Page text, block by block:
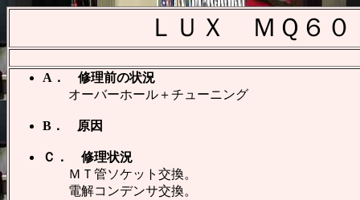
ＬＵＸ ＭＱ６
A． 修理前の状況
オーバーホール＋チューニング
B． 原因
Ｃ． 修理状況
ＭＴ管ソケット交換。
電解コンデンサ交換。